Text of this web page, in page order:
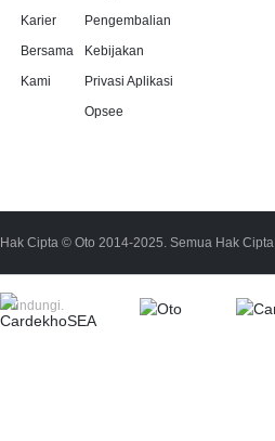
Karier
Bersama
Kami
Pengembalian
Kebijakan
Privasi Aplikasi
Opsee
Hak Cipta © Oto 2014-2025. Semua Hak Cipta
Dilindungi.